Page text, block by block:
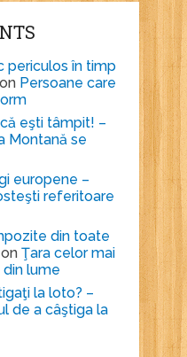
periculos în timp
Persoane care
eşti tâmpit! –
Montană se
europene –
referitoare
din toate
Ţara celor mai
lume
la loto? –
de a câştiga la